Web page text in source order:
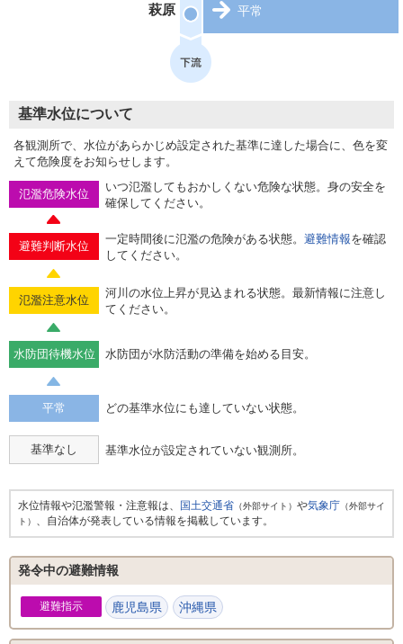
萩原 平常
基準水位について
各観測所で、水位があらかじめ設定された基準に達した場合に、色を変
えて危険度をお知らせします。
氾濫危険水位
いつ氾濫してもおかしくない危険な状態。身の安全を
確保してください。
避難判断水位
一定時間後に氾濫の危険がある状態。 避難情報を確認
してください。
氾濫注意水位
河川の水位上昇が見込まれる状態。最新情報に注意し
てください。
水防団待機水位 水防団が水防活動の準備を始める目安。
平常 どの基準水位にも達していない状態。
基準なし 基準水位が設定されていない観測所。
水位情報や氾濫警報・注意報は、 国土交通省 （外部サイト） や気象庁 （外部サイ
ト） 、自治体が発表している情報を掲載しています。
発令中の避難情報
避難指示 鹿児島県 沖縄県